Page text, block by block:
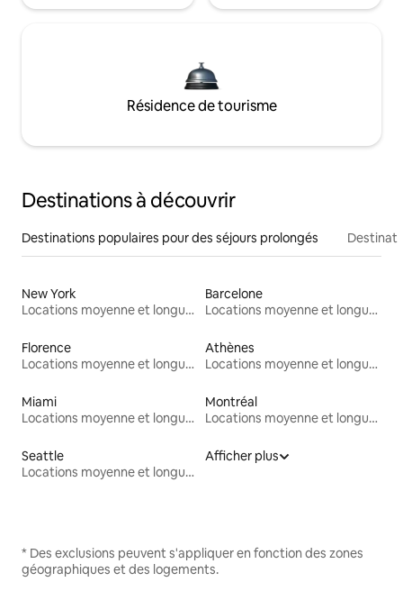
Résidence de tourisme
Destinations à découvrir
Destinations populaires pour des séjours prolongés
New York
Locations moyenne et longue durée
Barcelone
Locations moyenne et longue durée
Florence
Locations moyenne et longue durée
Athènes
Locations moyenne et longue durée
Miami
Locations moyenne et longue durée
Montréal
Locations moyenne et longue durée
Seattle
Locations moyenne et longue durée
Afficher plus
* Des exclusions peuvent s'appliquer en fonction des zones
géographiques et des logements.